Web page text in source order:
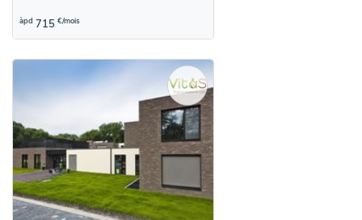
àpd 715 €/mois